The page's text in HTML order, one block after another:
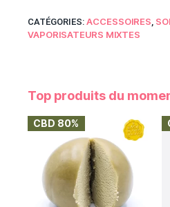
CATÉGORIES: ACCESSOIRES,
VAPORISATEURS MIXTES
Top produits du
CBD 80%